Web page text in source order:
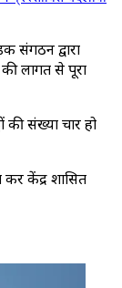
संगठन द्वारा
लागत से पूरा
की संख्या चार हो
केंद्र शासित